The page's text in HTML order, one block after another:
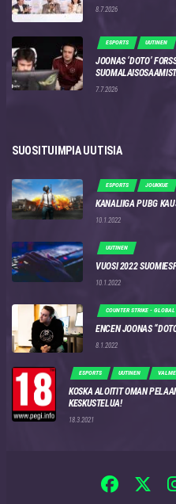
8.7.2026
ESPORTS UUTINEN
JOONAS ‘DOTO’
7.7.2026
SUOSITUIMPIA UUTISIA
ESPORTS JOUKKUE
KANALIIGA PUBG
10.1.2022
UUTINEN
VUOSI 2022
10.1.2022
COUNTER STRIKE -
ENCEN JOONAS
8.1.2022
ESPORTS UUTINEN
KOSKA ALOITIT OMAN
KESKUSTELUA!
18.3.2021